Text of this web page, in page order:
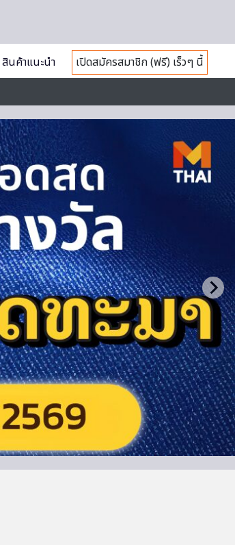
สินค้าแนะนำ
เปิดสมัครสมาชิก (ฟรี) เร็วๆ นี้